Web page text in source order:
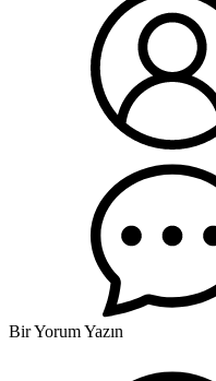
Bir Yorum Yazın